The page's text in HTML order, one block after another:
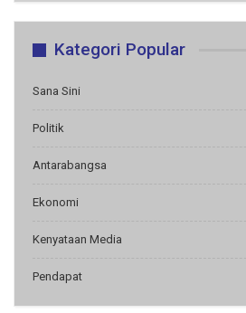
Kategori Popular
Sana Sini
Politik
Antarabangsa
Ekonomi
Kenyataan Media
Pendapat